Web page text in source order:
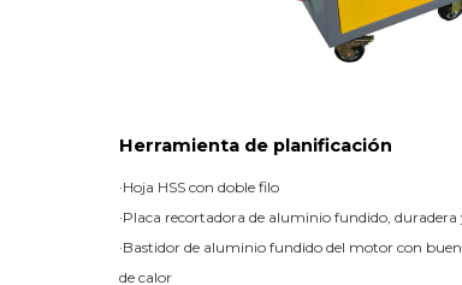
Herramienta de planificación
·Hoja HSS con doble filo
·Placa recortadora de aluminio fundido,
·Bastidor de aluminio fundido del motor con
de calor